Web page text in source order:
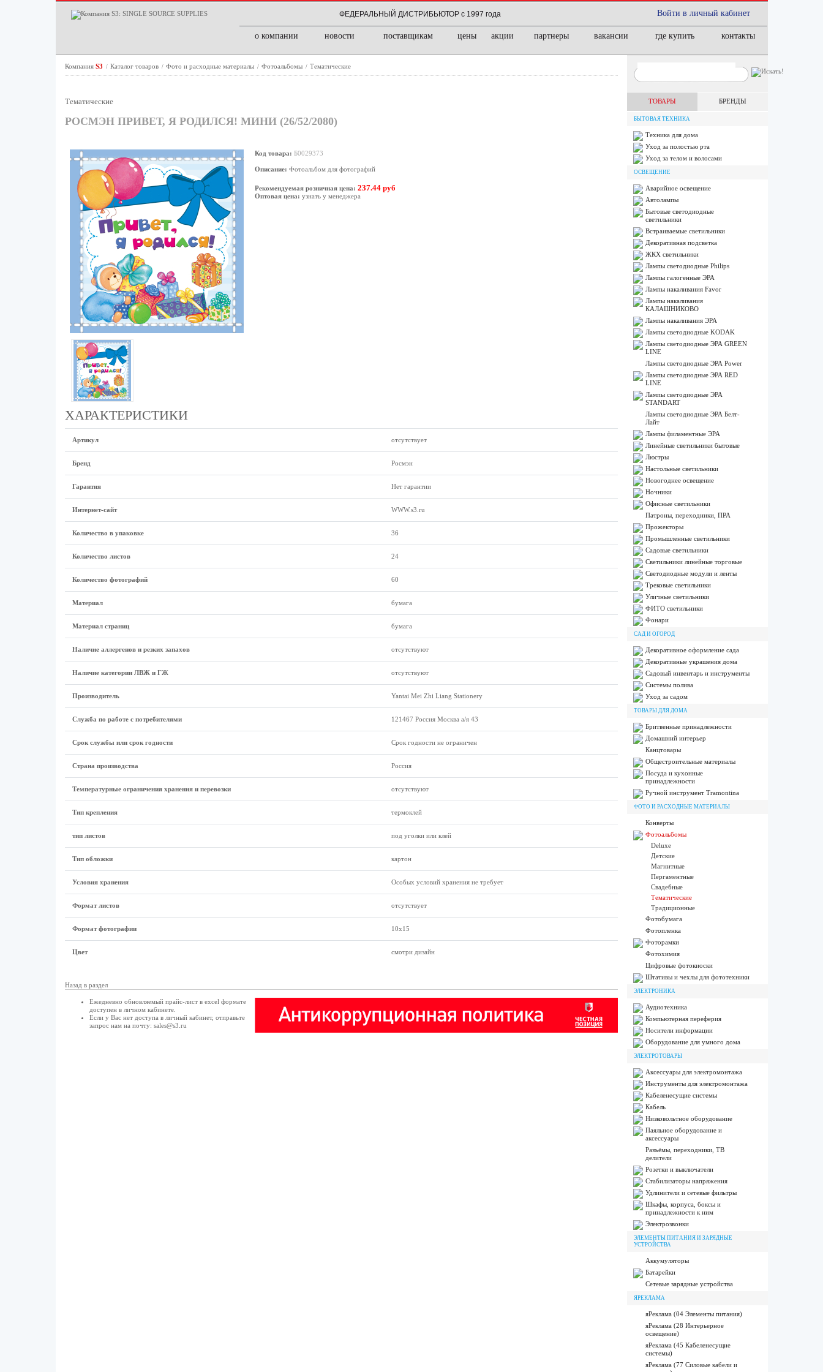
Войти в личный кабинет
ФЕДЕРАЛЬНЫЙ ДИСТРИБЬЮТОР с 1997 года
о компании новости поставщикам цены акции партнеры вакансии где купить контакты
Компания S3 / Каталог товаров / Фото и расходные материалы / Фотоальбомы / Тематические
Тематические
РОСМЭН ПРИВЕТ, Я РОДИЛСЯ! МИНИ (26/52/2080)
Код товара: Б0029373
Описание: Фотоальбом для фотографий
Рекомендуемая розничная цена: 237.44 руб
Оптовая цена: узнать у менеджера
ХАРАКТЕРИСТИКИ
Артикул отсутствует
Бренд Росмэн
Гарантия Нет гарантии
Интернет-сайт WWW.s3.ru
Количество в упаковке 36
Количество листов 24
Количество фотографий 60
Материал бумага
Материал страниц бумага
Наличие аллергенов и резких запахов отсутствуют
Наличие категории ЛВЖ и ГЖ отсутствуют
Производитель Yantai Mei Zhi Liang Stationery
Служба по работе с потребителями 121467 Россия Москва а/я 43
Срок службы или срок годности Срок годности не ограничен
Страна производства Россия
Температурные ограничения хранения и перевозки отсутствуют
Тип крепления термоклей
тип листов под уголки или клей
Тип обложки картон
Условия хранения Особых условий хранения не требует
Формат листов отсутствует
Формат фотографии 10х15
Цвет смотри дизайн
Назад в раздел
Ежедневно обновляемый прайс-лист в excel формате
доступен в личном кабинете.
Если у Вас нет доступа в личный кабинет, отправьте
запрос нам на почту: sales@s3.ru
ТОВАРЫ БРЕНДЫ
БЫТОВАЯ ТЕХНИКА
Техника для дома
Уход за полостью рта
Уход за телом и волосами
ОСВЕЩЕНИЕ
Аварийное освещение
Автолампы
Бытовые светодиодные
светильники
Встраиваемые светильники
Декоративная подсветка
ЖКХ светильники
Лампы cветодиодные Philips
Лампы галогенные ЭРА
Лампы накаливания Favor
Лампы накаливания
КАЛАШНИКОВО
Лампы накаливания ЭРА
Лампы светодиодные KODAK
Лампы светодиодные ЭРА GREEN
LINE
Лампы светодиодные ЭРА Power
Лампы светодиодные ЭРА RED
LINE
Лампы светодиодные ЭРА
STANDART
Лампы светодиодные ЭРА Белт-
Лайт
Лампы филаментные ЭРА
Линейные светильники бытовые
Люстры
Настольные светильники
Новогоднее освещение
Ночники
Офисные светильники
Патроны, переходники, ПРА
Прожекторы
Промышленные светильники
Садовые светильники
Светильники линейные торговые
Светодиодные модули и ленты
Трековые светильники
Уличные светильники
ФИТО светильники
Фонари
САД И ОГОРОД
Декоративное оформление сада
Декоративные украшения дома
Садовый инвентарь и инструменты
Системы полива
Уход за садом
ТОВАРЫ ДЛЯ ДОМА
Бритвенные принадлежности
Домашний интерьер
Канцтовары
Общестроительные материалы
Посуда и кухонные
принадлежности
Ручной инструмент Tramontina
ФОТО И РАСХОДНЫЕ МАТЕРИАЛЫ
Конверты
Фотоальбомы
Deluxe
Детские
Магнитные
Пергаментные
Свадебные
Тематические
Традиционные
Фотобумага
Фотопленка
Фоторамки
Фотохимия
Цифровые фотокиоски
Штативы и чехлы для фототехники
ЭЛЕКТРОНИКА
Аудиотехника
Компьютерная переферия
Носители информации
Оборудование для умного дома
ЭЛЕКТРОТОВАРЫ
Аксессуары для электромонтажа
Инструменты для электромонтажа
Кабеленесущие системы
Кабель
Низковольтное оборудование
Паяльное оборудование и
аксессуары
Разъёмы, переходники, ТВ
делители
Розетки и выключатели
Стабилизаторы напряжения
Удлинители и сетевые фильтры
Шкафы, корпуса, боксы и
принадлежности к ним
Электрозвонки
ЭЛЕМЕНТЫ ПИТАНИЯ И ЗАРЯДНЫЕ
УСТРОЙСТВА
Аккумуляторы
Батарейки
Сетевые зарядные устройства
ЯРЕКЛАМА
яРеклама (04 Элементы питания)
яРеклама (28 Интерьерное
освещение)
яРеклама (45 Кабеленесущие
системы)
яРеклама (77 Силовые кабели и